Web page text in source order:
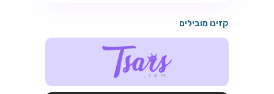
קזינו מובילים